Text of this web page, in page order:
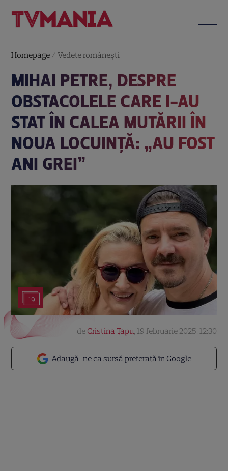
Homepage /Vedete româneşti
MIHAI PETRE, DESPRE
OBSTACOLELE CARE I-AU
STAT ÎN CALEA MUTĂRII ÎN
NOUA LOCUINȚĂ: „AU FOST
ANI GREI”
19
Adaugă-ne ca sursă preferată în Google
de Cristina Țapu, 19 februarie 2025, 12:30